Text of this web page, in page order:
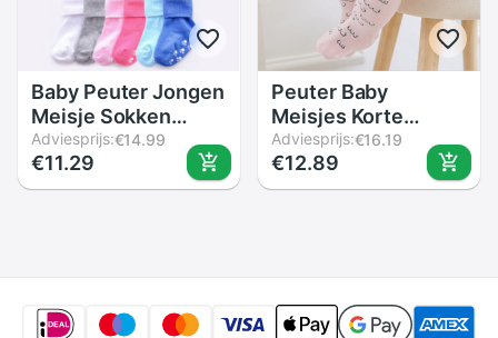
Baby Peuter Jongen
Meisje Sokken
Mode Effen Kleur
Katoen Zomer
Sokken Casual
Adviesprijs:€14.99
€11.29
Peuter Baby
Meisjes Korte
Sokken Leuke
Cartoon Dier
Sokken Zachte
Adviesprijs:€16.19
€12.89